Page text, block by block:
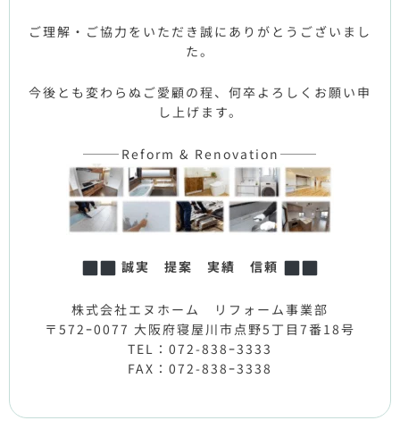
ご理解・ご協力をいただき誠にありがとうございまし
た。
今後とも変わらぬご愛顧の程、何卒よろしくお願い申
し上げます。
———Reform & Renovation———
誠実 提案 実績 信頼
株式会社エヌホーム リフォーム事業部
〒572ｰ0077 大阪府寝屋川市点野5丁目7番18号
TEL：072-838ｰ3333
FAX：072-838ｰ3338